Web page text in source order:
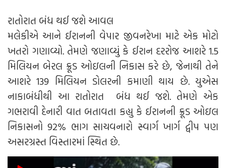
રાતોરાત બંધ થઈ જશે આવલ
મલેકીએ આને ઈરાનની વેપાર જીવનરેખા માટે એક મોટો
ખતરો ગણાવ્યો. તેમણે જણાવ્યું કે ઈરાન દરરોજ આશરે 1.5
મિલિયન બેરલ ક્રૂડ ઓઇલની નિકાસ કરે છે, જેનાથી તેને
આશરે 139 મિલિયન ડોલરની કમાણી થાય છે. યુએસ
નાકાબંધીથી આ રાતોરાત બંધ થઈ જશે. તેમણે એક
ગભરાવી દેનારી વાત બતાવતા કહ્યુ કે ઈરાનની ક્રૂડ ઓઇલ
નિકાસનો 92% ભાગ સાચવનારો સ્વાર્ગ ખાર્ગ દ્વીપ પણ
અસરગ્રસ્ત વિસ્તારમાં સ્થિત છે.